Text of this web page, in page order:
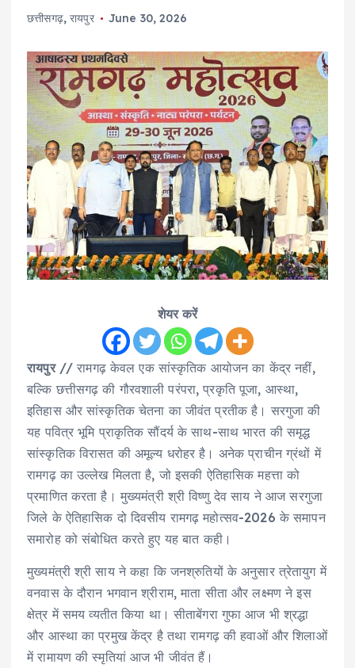
छत्तीसगढ़,रायपुर June 30, 2026
शेयर करें
रायपुर// रामगढ़ केवल एक सांस्कृतिक आयोजन का केंद्र नहीं,
बल्कि छत्तीसगढ़ की गौरवशाली परंपरा, प्रकृति पूजा, आस्था,
इतिहास और सांस्कृतिक चेतना का जीवंत प्रतीक है। सरगुजा की
यह पवित्र भूमि प्राकृतिक सौंदर्य के साथ-साथ भारत की समृद्ध
सांस्कृतिक विरासत की अमूल्य धरोहर है। अनेक प्राचीन ग्रंथों में
रामगढ़ का उल्लेख मिलता है, जो इसकी ऐतिहासिक महत्ता को
प्रमाणित करता है। मुख्यमंत्री श्री विष्णु देव साय ने आज सरगुजा
जिले के ऐतिहासिक दो दिवसीय रामगढ़ महोत्सव-2026 के समापन
समारोह को संबोधित करते हुए यह बात कही।
मुख्यमंत्री श्री साय ने कहा कि जनश्रुतियों के अनुसार त्रेतायुग में
वनवास के दौरान भगवान श्रीराम, माता सीता और लक्ष्मण ने इस
क्षेत्र में समय व्यतीत किया था। सीताबेंगरा गुफा आज भी श्रद्धा
और आस्था का प्रमुख केंद्र है तथा रामगढ़ की हवाओं और शिलाओं
में रामायण की स्मृतियां आज भी जीवंत हैं।